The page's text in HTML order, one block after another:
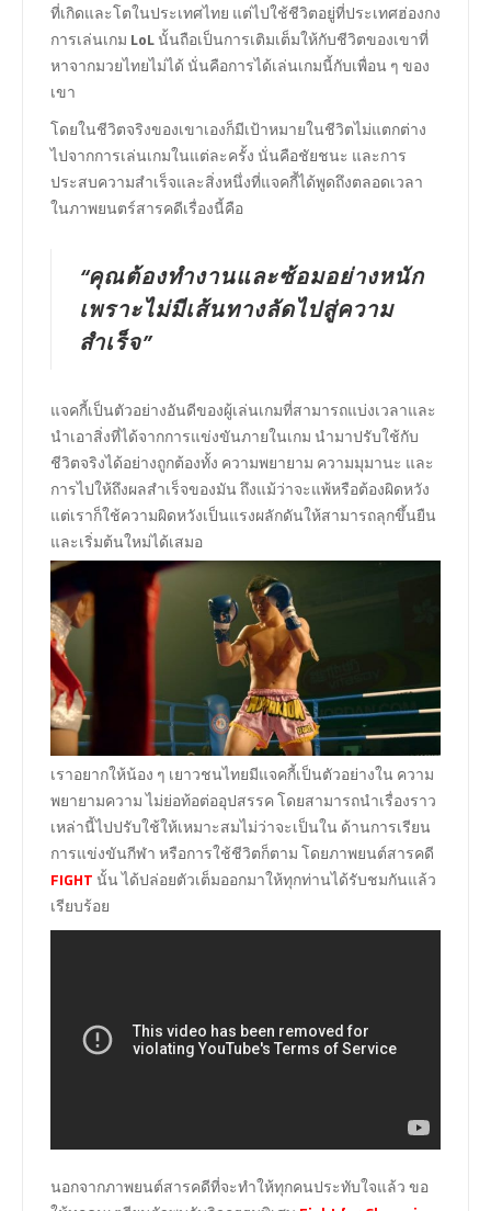
ที่เกิดและโตในประเทศไทย แต่ไปใช้ชีวิตอยู่ที่ประเทศฮ่องกง
การเล่นเกม LoLนั้นถือเป็นการเติมเต็มให้กับชีวิตของเขาที่
หาจากมวยไทยไม่ได้ นั่นคือการได้เล่นเกมนี้กับเพื่อน ๆ ของ
เขา
โดยในชีวิตจริงของเขาเองก็มีเป้าหมายในชีวิตไม่แตกต่าง
ไปจากการเล่นเกมในแต่ละครั้ง นั่นคือชัยชนะ และการ
ประสบความสำเร็จและสิ่งหนึ่งที่แจคกี้ได้พูดถึงตลอดเวลา
ในภาพยนตร์สารคดีเรื่องนี้คือ
“คุณต้องทำงานและซ้อมอย่างหนัก
เพราะไม่มีเส้นทางลัดไปสู่ความ
สำเร็จ”
แจคกี้เป็นตัวอย่างอันดีของผู้เล่นเกมที่สามารถแบ่งเวลาและ
นำเอาสิ่งที่ได้จากการแข่งขันภายในเกม นำมาปรับใช้กับ
ชีวิตจริงได้อย่างถูกต้องทั้ง ความพยายาม ความมุมานะ และ
การไปให้ถึงผลสำเร็จของมัน ถึงแม้ว่าจะแพ้หรือต้องผิดหวัง
แต่เราก็ใช้ความผิดหวังเป็นแรงผลักดันให้สามารถลุกขึ้นยืน
และเริ่มต้นใหม่ได้เสมอ
เราอยากให้น้อง ๆ เยาวชนไทยมีแจคกี้เป็นตัวอย่างใน ความ
พยายามความ ไม่ย่อท้อต่ออุปสรรค โดยสามารถนำเรื่องราว
เหล่านี้ไปปรับใช้ให้เหมาะสมไม่ว่าจะเป็นใน ด้านการเรียน
การแข่งขันกีฬา หรือการใช้ชีวิตก็ตาม โดยภาพยนต์สารคดี
FIGHTนั้น ได้ปล่อยตัวเต็มออกมาให้ทุกท่านได้รับชมกันแล้ว
เรียบร้อย
นอกจากภาพยนต์สารคดีที่จะทำให้ทุกคนประทับใจแล้ว ขอ